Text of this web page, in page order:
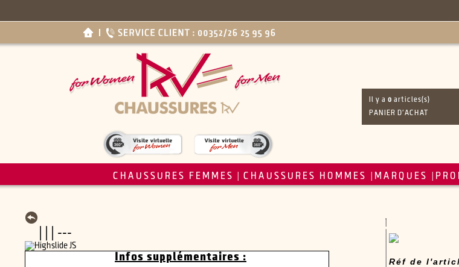
Il y a 0 articles(s)
PANIER D'ACHAT
CHAUSSURES FEMMES CHAUSSURES HOMMES MARQUES
| | | ---
Réf de
Infos supplémentaires :